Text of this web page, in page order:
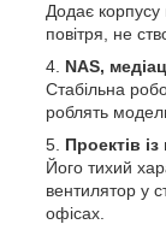
Додає корпусу
повітря, не
NAS,
Стабільна
роблять
Проектів
Його тихий
вентилятор у
офісах.